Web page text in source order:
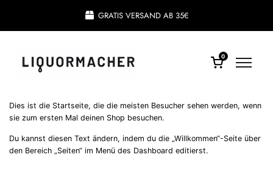
GRATIS VERSAND AB 35€
0
Dies ist die Startseite, die die meisten Besucher sehen werden, wenn
sie zum ersten Mal deinen Shop besuchen.
Du kannst diesen Text ändern, indem du die „Willkommen“-Seite über
den Bereich „Seiten“ im Menü des Dashboard editierst.